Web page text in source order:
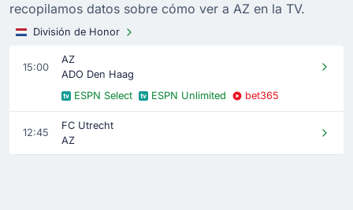
recopilamos datos sobre cómo ver a AZ en la TV.
División de Honor
15:00
AZ
ADO Den Haag
ESPN Select
ESPN Unlimited bet365
12:45
FC Utrecht
AZ